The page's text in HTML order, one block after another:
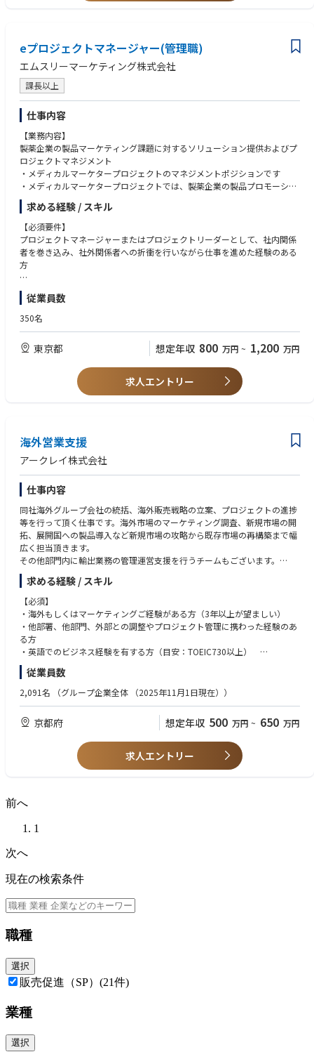
eプロジェクトマネージャー(管理職)
エムスリーマーケティング株式会社
課長以上
仕事内容
【業務内容】
製薬企業の製品マーケティング課題に対するソリューション提供およびプ
ロジェクトマネジメント
・メディカルマーケタープロジェクトのマネジメントポジションです
・メディカルマーケタープロジェクトでは、製薬企業の製品プロモーショ
ンにおける課題に対し、医師の9割以上が登録するプラットフォームであ
るm3.comをはじめとした、m3グループが持つツールを最大限に活用して
幅広いソリューションを提供しています
【具体的な仕事内容 】
▼プロジェクトマネジメント
・実施プログラムのリソース（スタッフ、ツール、予算等）及び実施計画
・プロジェクトの進行状況のトラッキング（現場や医師の利用状況、効果
について結果データを活用し、現場へ適切なフィードバックを行う等）
・売上目標の達成を目指し、部下であるメディカルマーケターのアクショ
・メディカルマーケターの育成および評価
求める経験 / スキル
【必須要件】
プロジェクトマネージャーまたはプロジェクトリーダーとして、社内関係
者を巻き込み、社外関係者への折衝を行いながら仕事を進めた経験のある
方
以下のうち、複数のご経験をお持ちの方をイメージしております。
・プロジェクトマネジメント経験
・ピープルマネジメント経験
・市場分析、デジタルマーケティングの経験
・経営層への折衝経験
・法人営業の経験
※医療業界の経験は不問
・大手電機メーカー（事業企画部門経験者）
・IT企業（SaaS等、データベースでの営業を行うチームのマネージャー経
験者）
・保険会社（商品企画部門における金融庁への折衝経験者）
・コンサルティングファーム（シニアコンサルタント以上経験者）
従業員数
350名
東京都 想定年収 800 万円 ~ 1,200 万円
求人エントリー
海外営業支援
アークレイ株式会社
仕事内容
同社海外グループ会社の統括、海外販売戦略の立案、プロジェクトの進捗
等を行って頂く仕事です。海外市場のマーケティング調査、新規市場の開
拓、展開国への製品導入など新規市場の攻略から既存市場の再構築まで幅
広く担当頂きます。
その他部門内に輸出業務の管理運営支援を行うチームもございます。
【具体的には】
・新商品の発売にむけた海外IVD市場の調査を通じ、各国医療行政におけ
る測定項目の有益性や市場性を調査し研究開発へのフィードバックを行う
・海外市場に向けた商品プロモーション戦略の立案と海外展示会等の出展
により潜在顧客層の掘り起こしと現地での商品PR活動を行う
・各国の優良な販売代理店の発掘とDistribution Agreementの交渉・締結
その他、ご経験やスキルに応じて業務を担当して頂きます。
求める経験 / スキル
【必須】
・海外もしくはマーケティングご経験がある方（3年以上が望ましい）
・他部署、他部門、外部との調整やプロジェクト管理に携わった経験のあ
る方
・英語でのビジネス経験を有する方（目安：TOEIC730以上）
【歓迎する経験・資格】
・メーカーでの就業経験、海外マーケティング経験がある方
・医学・検査学等の知識がある方
の使用経験がある方
・貿易実務や品質管理の知識、或いは経験がある方
従業員数
2,091名 （グループ企業全体 （2025年11月1日現在））
京都府 想定年収 500 万円 ~ 650 万円
求人エントリー
前へ
1
次へ
現在の検索条件
職種
選択
販売促進（SP） (21件)
業種
選択